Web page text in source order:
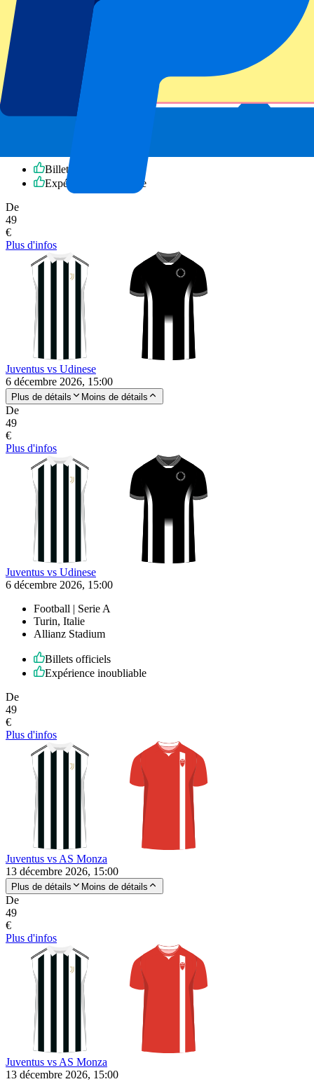
Juventus vs Venezia
22 novembre 2026, 15:00
Football | Serie A
Billets officiels
Expérience inoubliable
De
49
€
Plus d'infos
Juventus vs Udinese
6 décembre 2026, 15:00
Plus de détails Moins de détails
De
49
€
Plus d'infos
Juventus vs Udinese
6 décembre 2026, 15:00
Football | Serie A
Turin, Italie
Allianz Stadium
Billets officiels
Expérience inoubliable
De
49
€
Plus d'infos
Juventus vs AS Monza
13 décembre 2026, 15:00
Plus de détails Moins de détails
De
49
€
Plus d'infos
Juventus vs AS Monza
13 décembre 2026, 15:00